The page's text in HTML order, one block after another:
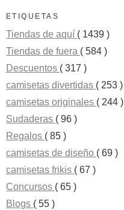
ETIQUETAS
Tiendas de aquí ( 1439 )
Tiendas de fuera ( 584 )
Descuentos ( 317 )
camisetas divertidas ( 253 )
camisetas originales ( 244 )
Sudaderas ( 96 )
Regalos ( 85 )
camisetas de diseño ( 69 )
camisetas frikis ( 67 )
Concursos ( 65 )
Blogs ( 55 )